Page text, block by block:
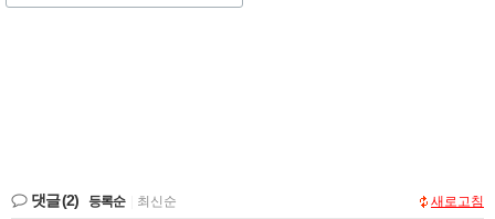
댓글(2) 등록순 최신순 새로고침